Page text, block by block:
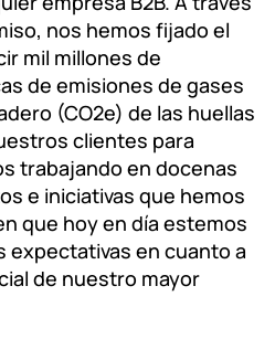
nos hemos fijado el
mil millones de
de emisiones de gases
(CO2e) de las huellas
clientes para
trabajando en docenas
e iniciativas que hemos
que hoy en día estemos
expectativas en cuanto a
de nuestro mayor